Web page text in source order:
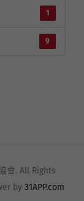
18
1